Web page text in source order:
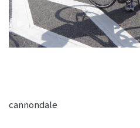
cannondale